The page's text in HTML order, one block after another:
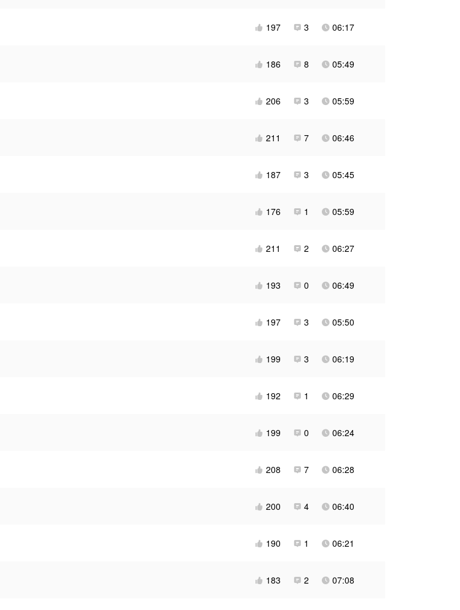
 197  3  06:17
 186  8  05:49
 206  3  05:59
 211  7  06:46
 187  3  05:45
 176  1  05:59
 211  2  06:27
 193  0  06:49
 197  3  05:50
 199  3  06:19
 192  1  06:29
 199  0  06:24
 208  7  06:28
 200  4  06:40
 190  1  06:21
 183  2  07:08